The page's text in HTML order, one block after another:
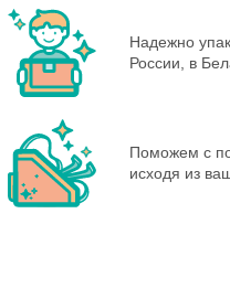
Надежно
России, в
Поможем с
исходя из